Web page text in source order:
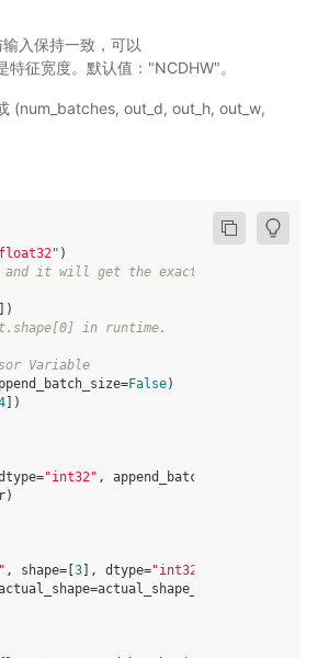
入保持一致，可以
征宽度。默认值："NCDHW"。
(num_batches, out_d, out_h, out_w,
)
it will get the exact value in runtime.
])
in runtime.
Variable
=False)
])
="int32" , append_batch_size
)
, shape= 3 ], dtype="int32"
=actual_shape_tensor